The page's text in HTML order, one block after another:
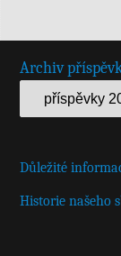
Archiv
Důležité
Historie našeho